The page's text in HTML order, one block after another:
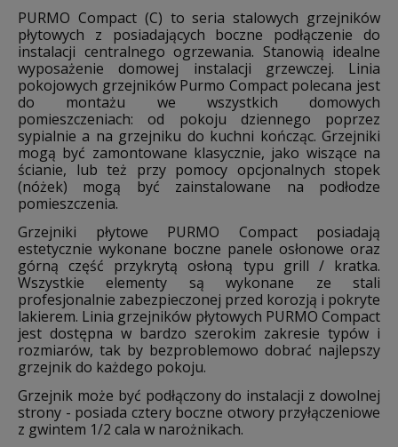
PURMO Compact (C) to seria stalowych grzejników
płytowych z posiadających boczne podłączenie do
instalacji centralnego ogrzewania. Stanowią idealne
wyposażenie domowej instalacji grzewczej. Linia
pokojowych grzejników Purmo Compact polecana jest
do montażu we wszystkich domowych
pomieszczeniach: od pokoju dziennego poprzez
sypialnie a na grzejniku do kuchni kończąc. Grzejniki
mogą być zamontowane klasycznie, jako wiszące na
ścianie, lub też przy pomocy opcjonalnych stopek
(nóżek) mogą być zainstalowane na podłodze
pomieszczenia.
Grzejniki płytowe PURMO Compact posiadają
estetycznie wykonane boczne panele osłonowe oraz
górną część przykrytą osłoną typu grill / kratka.
Wszystkie elementy są wykonane ze stali
profesjonalnie zabezpieczonej przed korozją i pokryte
lakierem. Linia grzejników płytowych PURMO Compact
jest dostępna w bardzo szerokim zakresie typów i
rozmiarów, tak by bezproblemowo dobrać najlepszy
grzejnik do każdego pokoju.
Grzejnik może być podłączony do instalacji z dowolnej
strony - posiada cztery boczne otwory przyłączeniowe
z gwintem 1/2 cala w narożnikach.